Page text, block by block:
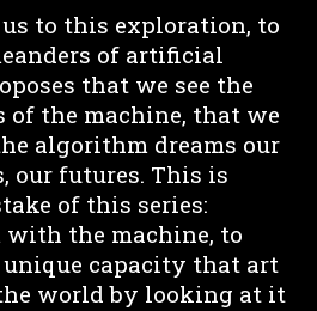
to this exploration, to
of artificial
that we see the
the machine, that we
algorithm dreams our
our futures. This is
of this series:
with the machine, to
capacity that art
world by looking at it